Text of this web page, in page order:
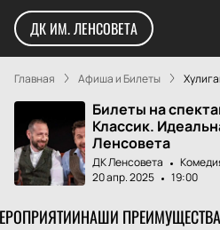
ДК ИМ. ЛЕНСОВЕТА
Главная Афиша и Билеты
Билеты на
Классик.
Ленсовета
ДК Ленсовета
20 апр. 2025
19:00
НАШИ ПРЕИМУЩЕСТВА